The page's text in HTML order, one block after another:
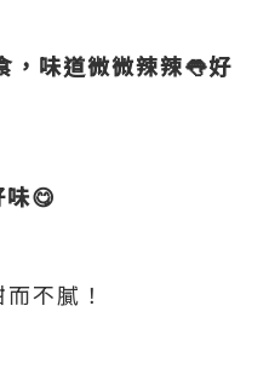
，味道微微辣辣👅好
😋
不膩！